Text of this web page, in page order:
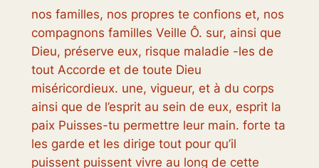
nos familles, nos propres te confions et, nos
compagnons familles Veille Ô. sur, ainsi que
Dieu, préserve eux, risque maladie -les de
tout Accorde et de toute Dieu
miséricordieux. une, vigueur, et à du corps
ainsi que de l’esprit au sein de eux, esprit la
paix Puisses-tu permettre leur main. forte ta
les garde et les dirige tout pour qu’il
puissent puissent vivre au long de cette